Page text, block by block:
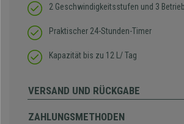
2 Geschwindigkeitsstufen und 3
Praktischer 24-Stunden-Timer
Kapazität bis zu 12 L/ Tag
VERSAND UND RÜCKGABE
ZAHLUNGSMETHODEN